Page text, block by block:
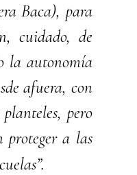
Baca), para
cuidado, de
la autonomía
afuera, con
pero
proteger a las